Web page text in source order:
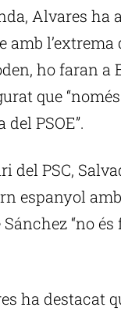
Alvares ha
l’extrema
ho faran a
que
PSOE”.
del PSC,
espanyol
“no
ha destacat